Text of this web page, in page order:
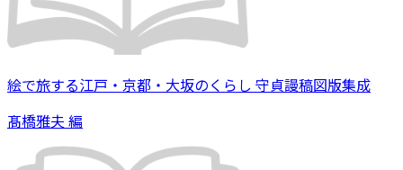
絵で旅する江戸・京都・大坂のくらし 守貞謾稿図版集成
髙橋雅夫 編